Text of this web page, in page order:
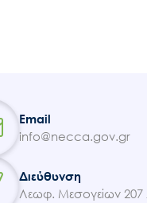
Email
info@necca.gov.gr
Διεύθυνση
Λεωφ. Μεσογείων 207